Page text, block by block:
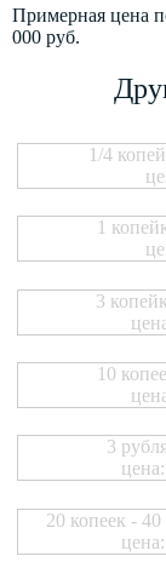
Примерная цена
000 руб.
1/4
1
3
10
3
20 копеек -